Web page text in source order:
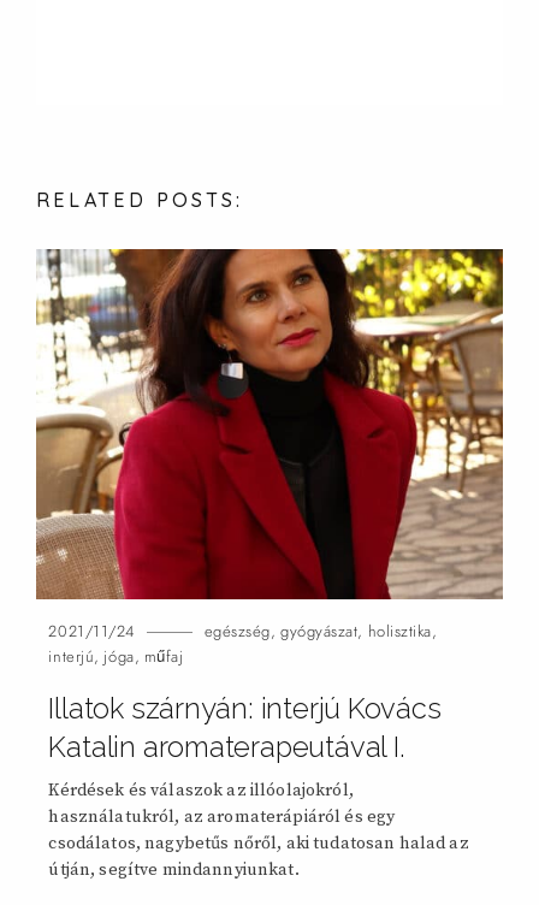
RELATED POSTS:
2021/11/24 egészség,gyógyászat, holisztika,
interjú, jóga, műfaj
Illatok szárnyán: interjú Kovács
Katalin aromaterapeutával I.
Kérdések és válaszok az illóolajokról,
használatukról, az aromaterápiáról és egy
csodálatos, nagybetűs nőről, aki tudatosan halad az
útján, segítve mindannyiunkat.